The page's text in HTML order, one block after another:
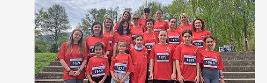
ECOMOTION
СПОРТ
НОВОСТИ